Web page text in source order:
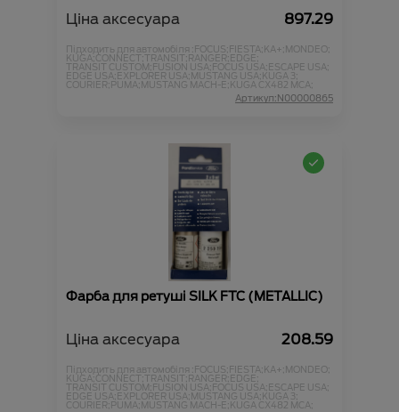
Ціна аксесуара 897.29
Підходить для автомобіля :FOCUS;FIESTA;KA+;MONDEO;
KUGA;CONNECT;TRANSIT;RANGER;EDGE;
TRANSIT CUSTOM;FUSION USA;FOCUS USA;ESCAPE USA;
EDGE USA;EXPLORER USA;MUSTANG USA;KUGA 3;
COURIER;PUMA;MUSTANG MACH-E;KUGA CX482 MCA;
Артикул:N00000865
Фарба для ретуші SILK FTC (METALLIC)
Ціна аксесуара 208.59
Підходить для автомобіля :FOCUS;FIESTA;KA+;MONDEO;
KUGA;CONNECT;TRANSIT;RANGER;EDGE;
TRANSIT CUSTOM;FUSION USA;FOCUS USA;ESCAPE USA;
EDGE USA;EXPLORER USA;MUSTANG USA;KUGA 3;
COURIER;PUMA;MUSTANG MACH-E;KUGA CX482 MCA;